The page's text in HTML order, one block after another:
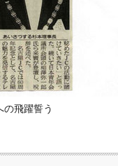
飛躍誓う